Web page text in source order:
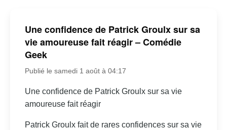
Une confidence de Patrick Groulx sur sa
vie amoureuse fait réagir – Comédie
Geek
Publié le samedi 1 août à 04:17
Une confidence de Patrick Groulx sur sa vie
amoureuse fait réagir
Patrick Groulx fait de rares confidences sur sa vie